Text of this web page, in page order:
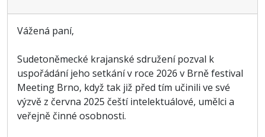
Vážená paní,
Sudetoněmecké krajanské sdružení pozval k
uspořádání jeho setkání v roce 2026 v Brně festival
Meeting Brno, když tak již před tím učinili ve své
výzvě z června 2025 čeští intelektuálové, umělci a
veřejně činné osobnosti.